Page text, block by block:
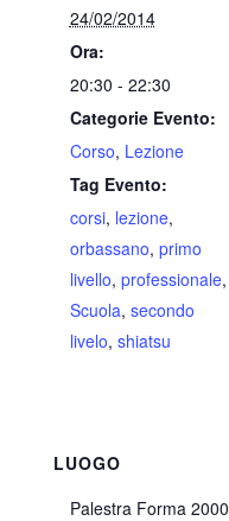
24/02/2014
Ora:
20:30 - 22:30
Categorie Evento:
Corso, Lezione
Tag Evento:
corsi, lezione,
orbassano, primo
livello, professionale,
Scuola, secondo
livelo, shiatsu
LUOGO
Palestra Forma 2000